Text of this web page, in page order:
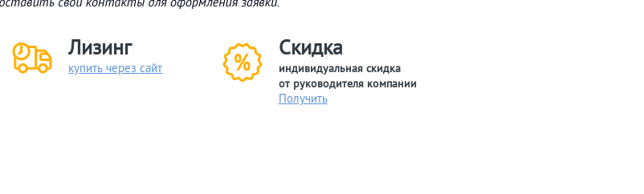
Лизинг
купить через сайт
Скидка
индивидуальная скидка
от руководителя компании
Получить